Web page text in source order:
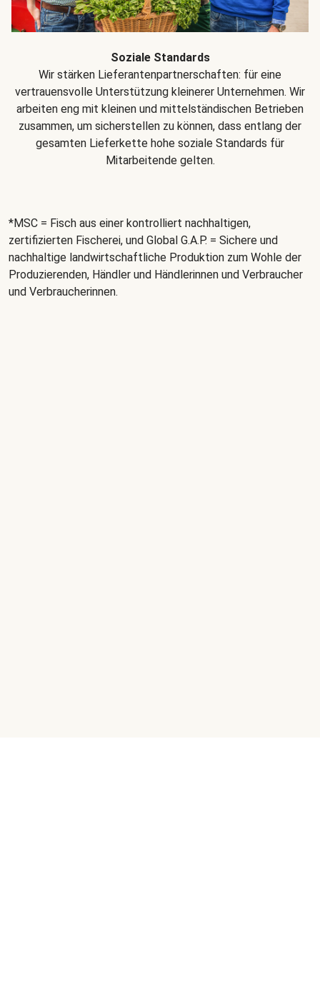
Soziale Standards
Wir stärken Lieferantenpartnerschaften: für eine
vertrauensvolle Unterstützung kleinerer Unternehmen. Wir
arbeiten eng mit kleinen und mittelständischen Betrieben
zusammen, um sicherstellen zu können, dass entlang der
gesamten Lieferkette hohe soziale Standards für
Mitarbeitende gelten.
*MSC = Fisch aus einer kontrolliert nachhaltigen,
zertifizierten Fischerei, und Global G.A.P. = Sichere und
nachhaltige landwirtschaftliche Produktion zum Wohle der
Produzierenden, Händler und Händlerinnen und Verbraucher
und Verbraucherinnen.